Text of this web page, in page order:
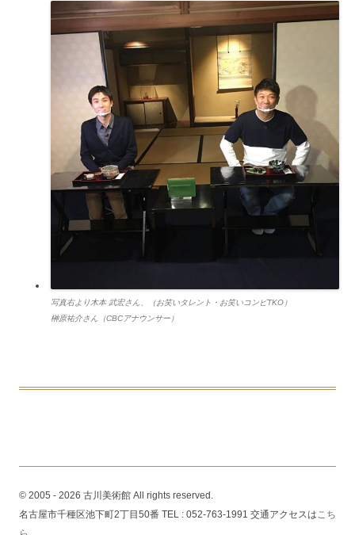
写真右より木本 武宏さん、（お笑いタレント・お笑いコンビTKO）
榊原祐介さん（CBCアナウンサー）
© 2005 - 2026 古川美術館 All rights reserved.
名古屋市千種区池下町2丁目50番 TEL : 052-763-1991 交通アクセスはこち